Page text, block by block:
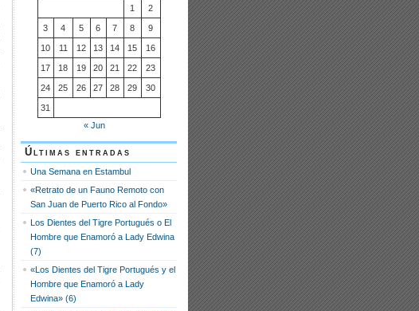
1
2
3 4 5 6 7 8 9
10 11 12 13 14 15 16
17 18 19 20 21 22 23
24 25 26 27 28 29 30
31
« Jun
Últimas entradas
Una Semana en Estambul
«Retrato de un Fauno Remoto con
San Juan de Puerto Rico al Fondo»
Los Dientes del Tigre Portugués o El
Hombre que Enamoró a Lady Edwina
(7)
«Los Dientes del Tigre Portugués y el
Hombre que Enamoró a Lady
Edwina» (6)